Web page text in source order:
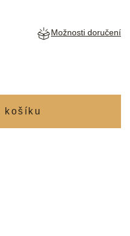
Možnosti doručení